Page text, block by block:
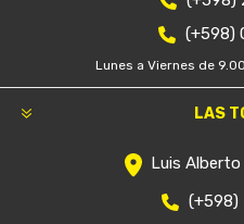
(+598)
Lunes a Viernes de
LAS
Luis Alberto
(+598)